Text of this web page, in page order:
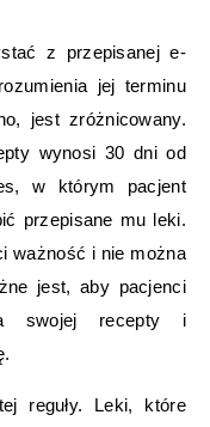
z przepisanej e-
jej terminu
jest zróżnicowany.
wynosi 30 dni od
w którym pacjent
przepisane mu leki.
ważność i nie można
jest, aby pacjenci
swojej recepty i
reguły. Leki, które